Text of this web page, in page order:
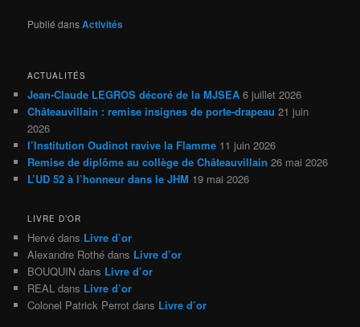
Publié dansActivités
ACTUALITÉS
Jean-Claude LEGROS décoré de la MJSEA 6 juillet 2026
Châteauvillain : remise insignes de porte-drapeau 21 juin
2026
l’Institution Oudinot ravive la Flamme 11 juin 2026
Remise de diplôme au collège de Châteauvillain 26 mai 2026
L’UD 52 à l’honneur dans le JHM 19 mai 2026
LIVRE D’OR
Hervé dans Livre d’or
Alexandre Rothé dans Livre d’or
BOUQUIN dans Livre d’or
REAL dans Livre d’or
Colonel Patrick Perrot dans Livre d’or